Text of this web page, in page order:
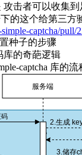
击者可以收集
的这个给第三方
captcha/pull/
种子的步骤
库的奇葩逻辑
captcha 库的流